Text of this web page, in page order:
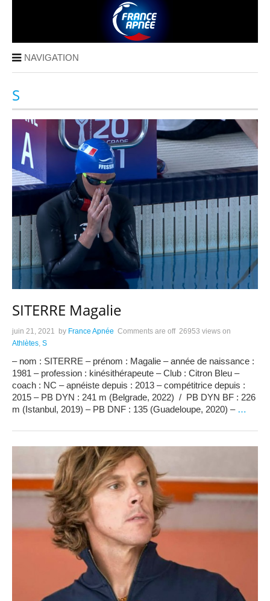
NAVIGATION
S
SITERRE Magalie
juin 21, 2021 by France Apnée Comments are off 26953 views on
Athlètes, S
– nom : SITERRE – prénom : Magalie – année de naissance :
1981 – profession : kinésithérapeute – Club : Citron Bleu –
coach : NC – apnéiste depuis : 2013 – compétitrice depuis :
2015 – PB DYN : 241 m (Belgrade, 2022) / PB DYN BF : 226
m (Istanbul, 2019) – PB DNF : 135 (Guadeloupe, 2020) – …